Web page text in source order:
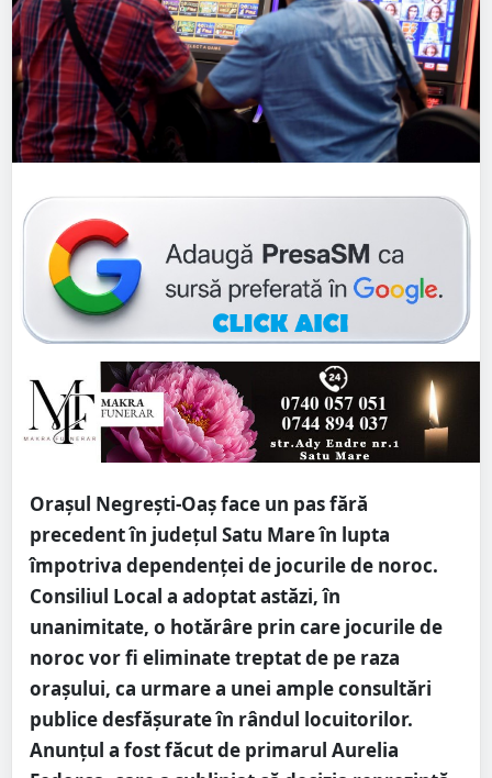
Orașul Negrești-Oaș face un pas fără
precedent în județul Satu Mare în lupta
împotriva dependenței de jocurile de noroc.
Consiliul Local a adoptat astăzi, în
unanimitate, o hotărâre prin care jocurile de
noroc vor fi eliminate treptat de pe raza
orașului, ca urmare a unei ample consultări
publice desfășurate în rândul locuitorilor.
Anunțul a fost făcut de primarul Aurelia